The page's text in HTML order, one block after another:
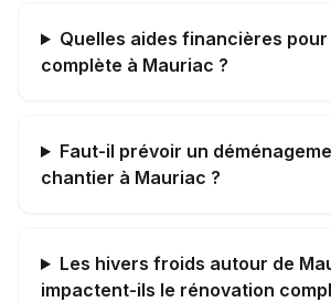
Quelles aides financières
complète à Mauriac ?
Faut-il prévoir un
chantier à Mauriac ?
Les hivers froids autour de
impactent-ils le rénovation